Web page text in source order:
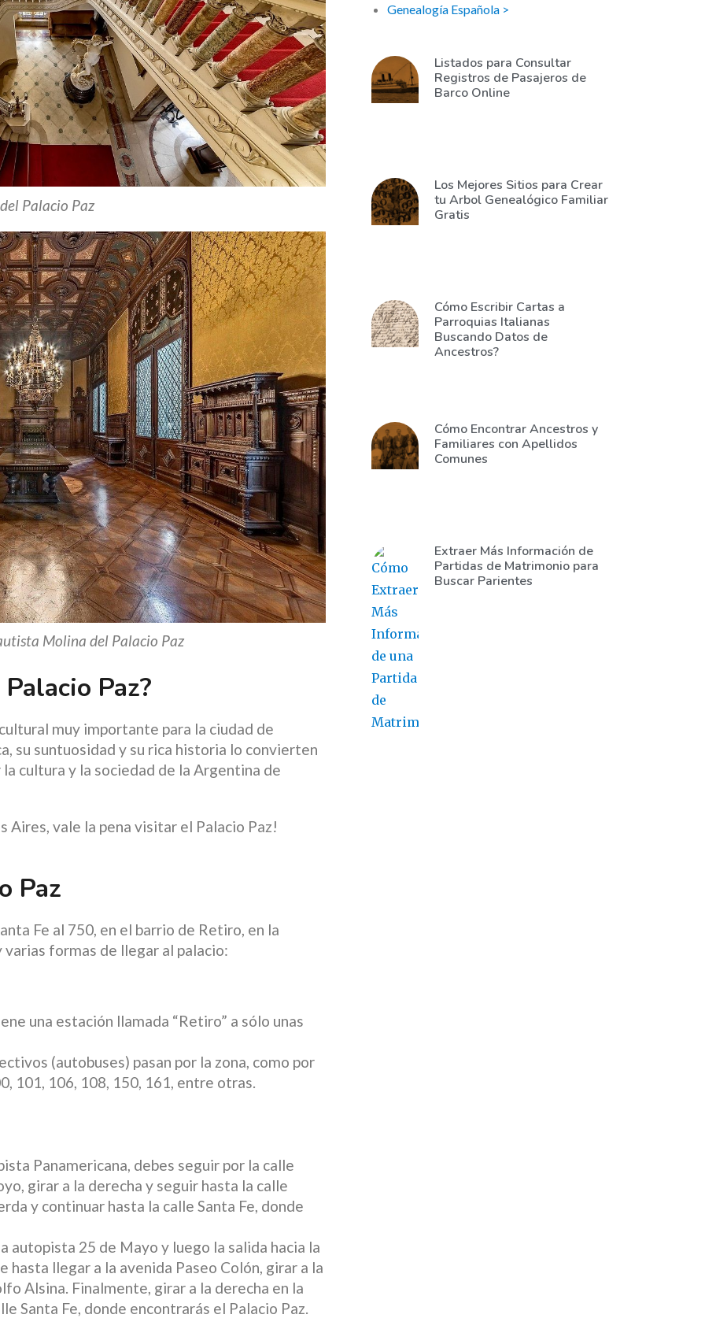
Palacio Paz
Molina del Palacio Paz
Paz?
muy importante para la ciudad de
su suntuosidad y su rica historia lo convierten
cultura y la sociedad de la Argentina de
Aires, vale la pena visitar el Palacio Paz!
Paz
Fe al 750, en el barrio de Retiro, en la
formas de llegar al palacio:
una estación llamada “Retiro” a sólo unas
(autobuses) pasan por la zona, como por
101, 106, 108, 150, 161, entre otras.
Panamericana, debes seguir por la calle
girar a la derecha y seguir hasta la calle
y continuar hasta la calle Santa Fe, donde
autopista 25 de Mayo y luego la salida hacia la
llegar a la avenida Paseo Colón, girar a la
Alsina. Finalmente, girar a la derecha en la
Santa Fe, donde encontrarás el Palacio Paz.
Genealogía Española >
Listados para Consultar
Registros de Pasajeros de
Barco Online
Los Mejores Sitios para Crear
tu Arbol Genealógico Familiar
Gratis
Cómo Escribir Cartas a
Parroquias Italianas
Buscando Datos de
Ancestros?
Cómo Encontrar Ancestros y
Familiares con Apellidos
Comunes
Extraer Más Información de
Partidas de Matrimonio para
Buscar Parientes